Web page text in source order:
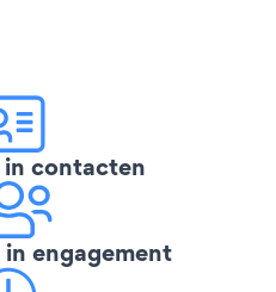
in contacten
in engagement